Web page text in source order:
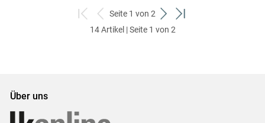
zum
ersten
zurück
zum
Seite 1 von 2
weiter
zum
zum
14 Artikel | Seite 1 von 2
Über uns